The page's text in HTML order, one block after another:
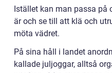
Istället kan man passa på
är och se till att klä och
möta vädret.
På sina håll i landet
kallade juljoggar, alltså